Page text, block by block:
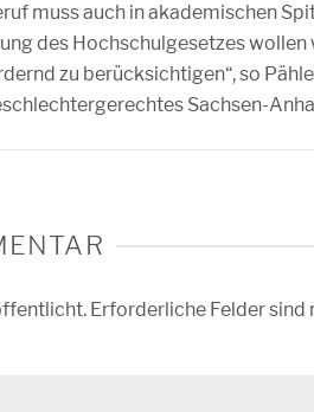
muss auch in akademischen
des Hochschulgesetzes wollen
zu berücksichtigen“, so
Sachsen-
Erforderliche Felder sind